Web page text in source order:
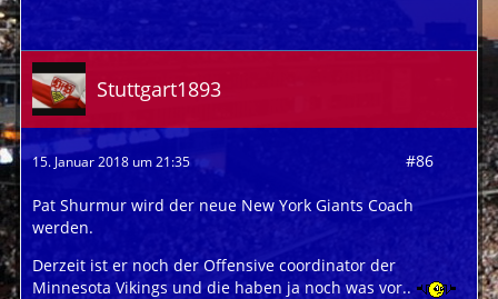
Stuttgart1893
15. Januar 2018 um 21:35 #86
Pat Shurmur wird der neue New York Giants Coach
werden.
Derzeit ist er noch der Offensive coordinator der
Minnesota Vikings und die haben ja noch was vor..